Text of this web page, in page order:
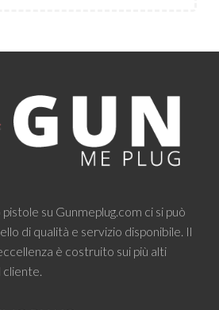
su Gunmeplug.com ci si può
di qualità e servizio disponibile. Il
è costruito sui più alti
cliente.